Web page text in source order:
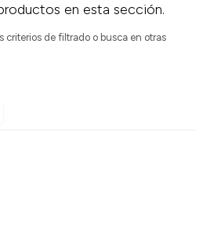
en esta sección.
criterios de filtrado o busca en otras